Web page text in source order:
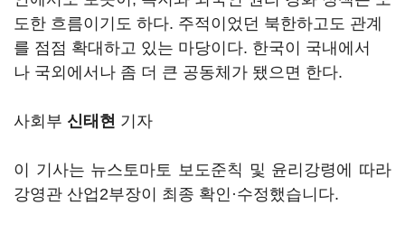
도한 흐름이기도 하다. 주적이었던 북한하고도 관계
를 점점 확대하고 있는 마당이다. 한국이 국내에서
나 국외에서나 좀 더 큰 공동체가 됐으면 한다.
사회부 신태현 기자
이 기사는 뉴스토마토 보도준칙 및 윤리강령에 따라
강영관 산업2부장이 최종 확인·수정했습니다.